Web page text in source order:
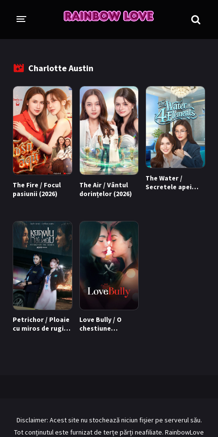
BLOG
PROIECTE
TRADUSE COMPLET GL (Girls' Love)
ANIME FILME
EMISIUNI
COLECȚII LGBTQ
BL Japonia BL Taiwan
Bromance / BL China BL Vietnam
BL Philipine Cupluri Mixte
LGBTQ+ NON-ASIA
ALĂTURĂ-TE
Charlotte Austin
The Fire / Focul
pasiunii (2026)
The Air / Vântul
dorințelor (2026)
The Water /
Secretele apei
Petrichor / Ploaie
cu miros de rugină
Love Bully / O
chestiune
Disclaimer: Acest site nu stochează niciun fișier pe serverul său.
Tot conținutul este furnizat de terțe părți neafiliate. RainbowLove